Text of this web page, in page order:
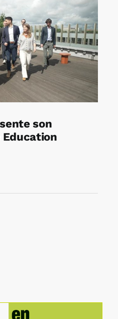
son
Education